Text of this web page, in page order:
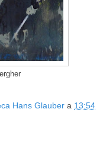
Hans Glauber a 13:54